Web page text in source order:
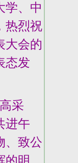
学、中
热烈祝
大会的
态发
采
进午
、致公